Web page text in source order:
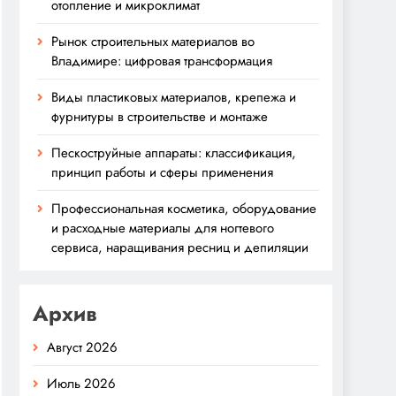
отопление и микроклимат
Рынок строительных материалов во
Владимире: цифровая трансформация
Виды пластиковых материалов, крепежа и
фурнитуры в строительстве и монтаже
Пескоструйные аппараты: классификация,
принцип работы и сферы применения
Профессиональная косметика, оборудование
и расходные материалы для ногтевого
сервиса, наращивания ресниц и депиляции
Архив
Август 2026
Июль 2026